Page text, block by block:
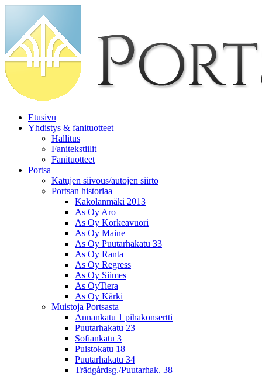
Etusivu
Yhdistys & fanituotteet
Hallitus
Fanitekstiilit
Fanituotteet
Portsa
Katujen siivous/autojen siirto
Portsan historiaa
Kakolanmäki 2013
As Oy Aro
As Oy Korkeavuori
As Oy Maine
As Oy Puutarhakatu 33
As Oy Ranta
As Oy Regress
As Oy Siimes
As OyTiera
As Oy Kärki
Muistoja Portsasta
Annankatu 1 pihakonsertti
Puutarhakatu 23
Sofiankatu 3
Puistokatu 18
Puutarhakatu 34
Trädgårdsg./Puutarhak. 38